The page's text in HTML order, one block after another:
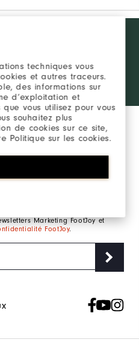
techniques vous
et autres traceurs.
des informations sur
d’exploitation et
vous utilisez pour vous
souhaitez plus
de cookies sur ce site,
Politique sur les cookies.
SE CONNECTER
marketing et
les actualités FootJoy.
Marketing FootJoy et
FootJoy.